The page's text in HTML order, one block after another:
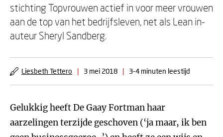
stichting Topvrouwen actief in voor meer vrouwen
aan de top van het bedrijfsleven, net als Lean in-
auteur Sheryl Sandberg.
Liesbeth Tettero | 3 mei 2018 | 3-4 minuten leestijd
Gelukkig heeft De Gaay Fortman haar
aarzelingen terzijde geschoven (‘ja maar, ik ben